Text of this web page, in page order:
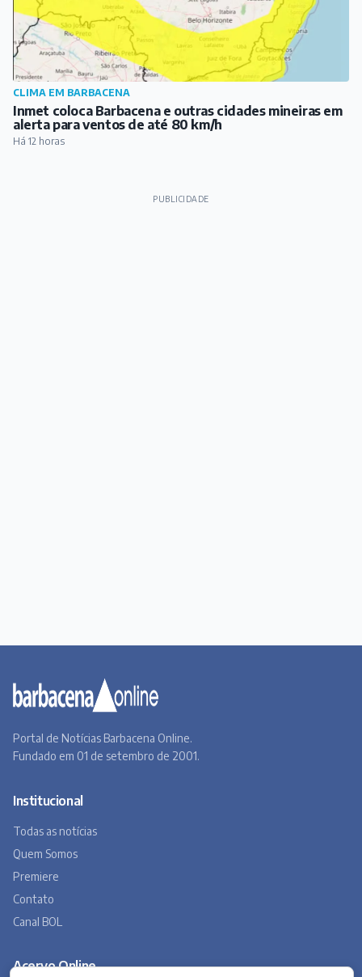
CLIMA EM BARBACENA
Inmet coloca Barbacena e outras cidades mineiras em
alerta para ventos de até 80 km/h
Há 12 horas
PUBLICIDADE
Portal de Notícias Barbacena Online.
Fundado em 01 de setembro de 2001.
Institucional
Todas as notícias
Quem Somos
Premiere
Contato
Canal BOL
Acervo Online